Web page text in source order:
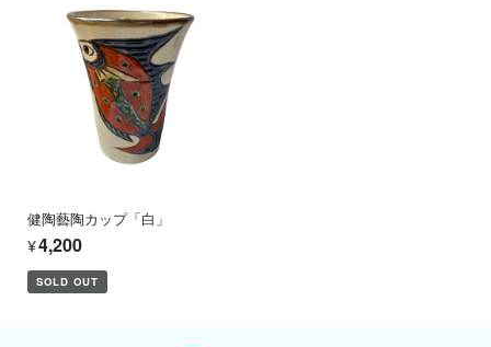
健陶藝陶カップ「白」
¥4,200
SOLD OUT